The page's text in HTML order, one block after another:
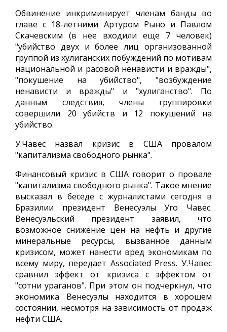
Обвинение инкриминирует членам банды во
главе с 18-летними Артуром Рыно и Павлом
Скачевским (в нее входили еще 7 человек)
"убийство двух и более лиц организованной
группой из хулиганских побуждений по мотивам
национальной и расовой ненависти и вражды",
"покушение на убийство", "возбуждение
ненависти и вражды" и "хулиганство". По
данным следствия, члены группировки
совершили 20 убийств и 12 покушений на
убийство.
У.Чавес назвал кризис в США провалом
"капитализма свободного рынка".
Финансовый кризис в США говорит о провале
"капитализма свободного рынка". Такое мнение
высказал в беседе с журналистами сегодня в
Бразилии президент Венесуэлы Уго Чавес.
Венесуэльский президент заявил, что
возможное снижение цен на нефть и другие
минеральные ресурсы, вызванное данным
кризисом, может нанести вред экономикам по
всему миру, передает Associated Press. У.Чавес
сравнил эффект от кризиса с эффектом от
"сотни ураганов". При этом он подчеркнул, что
экономика Венесуэлы находится в хорошем
состоянии, несмотря на зависимость от продаж
нефти США.